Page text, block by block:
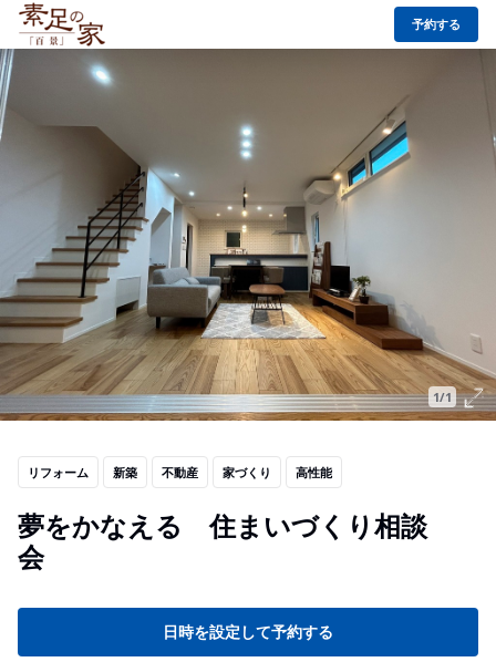
予約する
1/1
リフォーム 新築 不動産 家づくり 高性能
夢をかなえる 住まいづくり相談
会
日時を設定して予約する